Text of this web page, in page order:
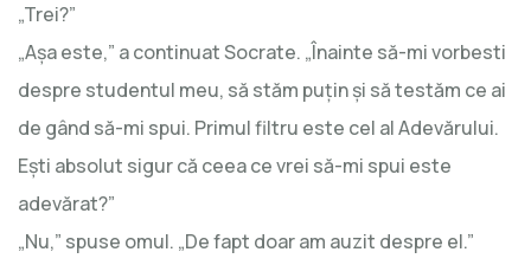
„Trei?”
„Aşa este,” a continuat Socrate. „Înainte să-mi vorbesti
despre studentul meu, să stăm puţin şi să testăm ce ai
de gând să-mi spui. Primul filtru este cel al Adevărului.
Eşti absolut sigur că ceea ce vrei să-mi spui este
adevărat?”
„Nu,” spuse omul. „De fapt doar am auzit despre el.”